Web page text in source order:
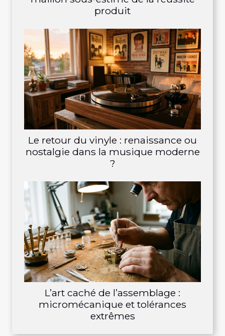
produit
Le retour du vinyle : renaissance ou
nostalgie dans la musique moderne
?
L’art caché de l’assemblage :
micromécanique et tolérances
extrêmes